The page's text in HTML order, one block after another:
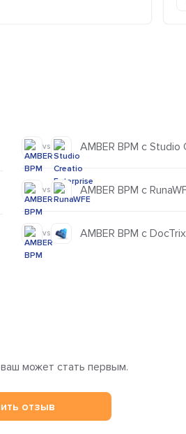
vs AMBER BPM с
vs AMBER BPM с
vs AMBER BPM с
может стать первым.
отзыв